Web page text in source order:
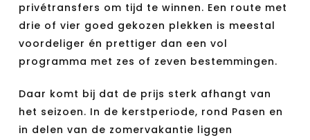
privétransfers om tijd te winnen. Een route met
drie of vier goed gekozen plekken is meestal
voordeliger én prettiger dan een vol
programma met zes of zeven bestemmingen.
Daar komt bij dat de prijs sterk afhangt van
het seizoen. In de kerstperiode, rond Pasen en
in delen van de zomervakantie liggen